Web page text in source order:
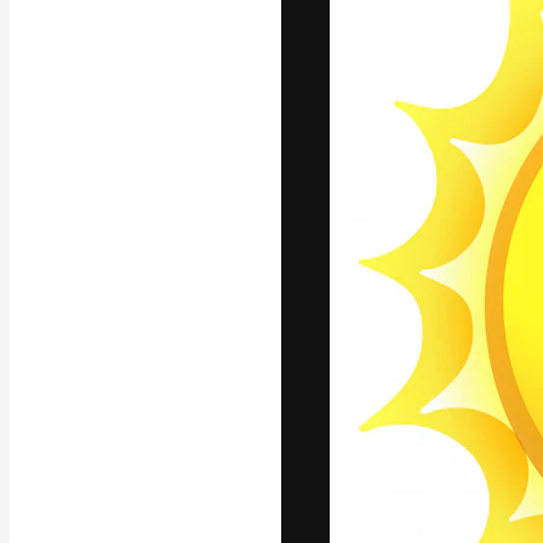
Platforma
najlepszych
Copyright ©